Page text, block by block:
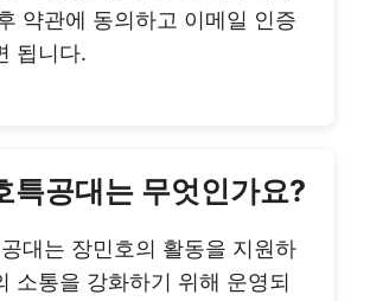
약관에 동의하고 이메일 인증
됩니다.
특공대는 무엇인가요?
대는 장민호의 활동을 지원하
소통을 강화하기 위해 운영되